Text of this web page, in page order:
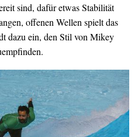
sind, dafür etwas Stabilität
offenen Wellen spielt das
dazu ein, den Stil von Mikey